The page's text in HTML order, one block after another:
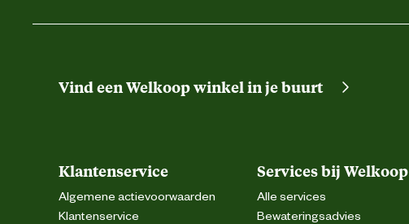
Vind een Welkoop winkel in je buurt
Klantenservice
Algemene actievoorwaarden
Klantenservice
Services bij Welkoop
Alle services
Bewateringsadvies